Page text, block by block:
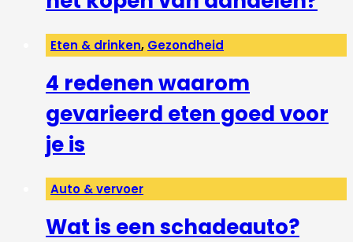
Eten & drinken, Gezondheid
4 redenen waarom
gevarieerd eten goed voor
je is
Auto & vervoer
Wat is een schadeauto?